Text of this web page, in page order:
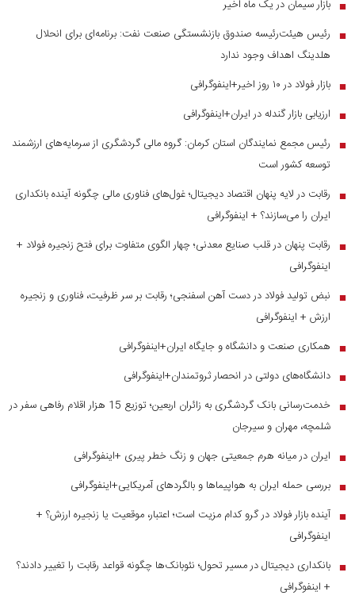
■ بازار سیمان در یک ماه اخیر
■
رئیس هیئت‌رئیسه صندوق بازنشستگی صنعت نفت: برنامه‌ای برای انحلال
هلدینگ اهداف وجود ندارد
■ بازار فولاد در ۱۰ روز اخیر+اینفوگرافی
■ ارزیابی بازار گندله در ایران+اینفوگرافی
■
رئیس مجمع نمایندگان استان کرمان: گروه مالی گردشگری از سرمایه‌های ارزشمند
توسعه کشور است
■
رقابت در لایه پنهان اقتصاد دیجیتال؛ غول‌های فناوری مالی چگونه آینده بانکداری
ایران را می‌سازند؟ + اینفوگرافی
■
رقابت پنهان در قلب صنایع معدنی؛ چهار الگوی متفاوت برای فتح زنجیره فولاد +
اینفوگرافی
■
نبض تولید فولاد در دست آهن اسفنجی؛ رقابت بر سر ظرفیت، فناوری و زنجیره
ارزش + اینفوگرافی
■ همکاری صنعت و دانشگاه و جایگاه ایران+اینفوگرافی
■ دانشگاه‌های دولتی در انحصار ثروتمندان+اینفوگرافی
■
خدمت‌رسانی بانک گردشگری به زائران اربعین؛ توزیع 15 هزار اقلام رفاهی سفر در
شلمچه، مهران و سیرجان
■ ایران در میانه هرم جمعیتی جهان و زنگ خطر پیری +اینفوگرافی
■ بررسی حمله ایران به هواپیماها و بالگردهای آمریکایی+اینفوگرافی
■ آینده بازار فولاد در گرو کدام مزیت است؛ اعتبار، موقعیت یا زنجیره ارزش؟ +
اینفوگرافی
■ بانکداری دیجیتال در مسیر تحول؛ نئوبانک‌ها چگونه قواعد رقابت را تغییر دادند؟
+ اینفوگرافی